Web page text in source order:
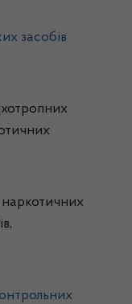
засобів
наркотичних